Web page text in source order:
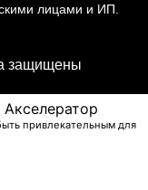
лицами и ИП.
защищены
привлекательным для